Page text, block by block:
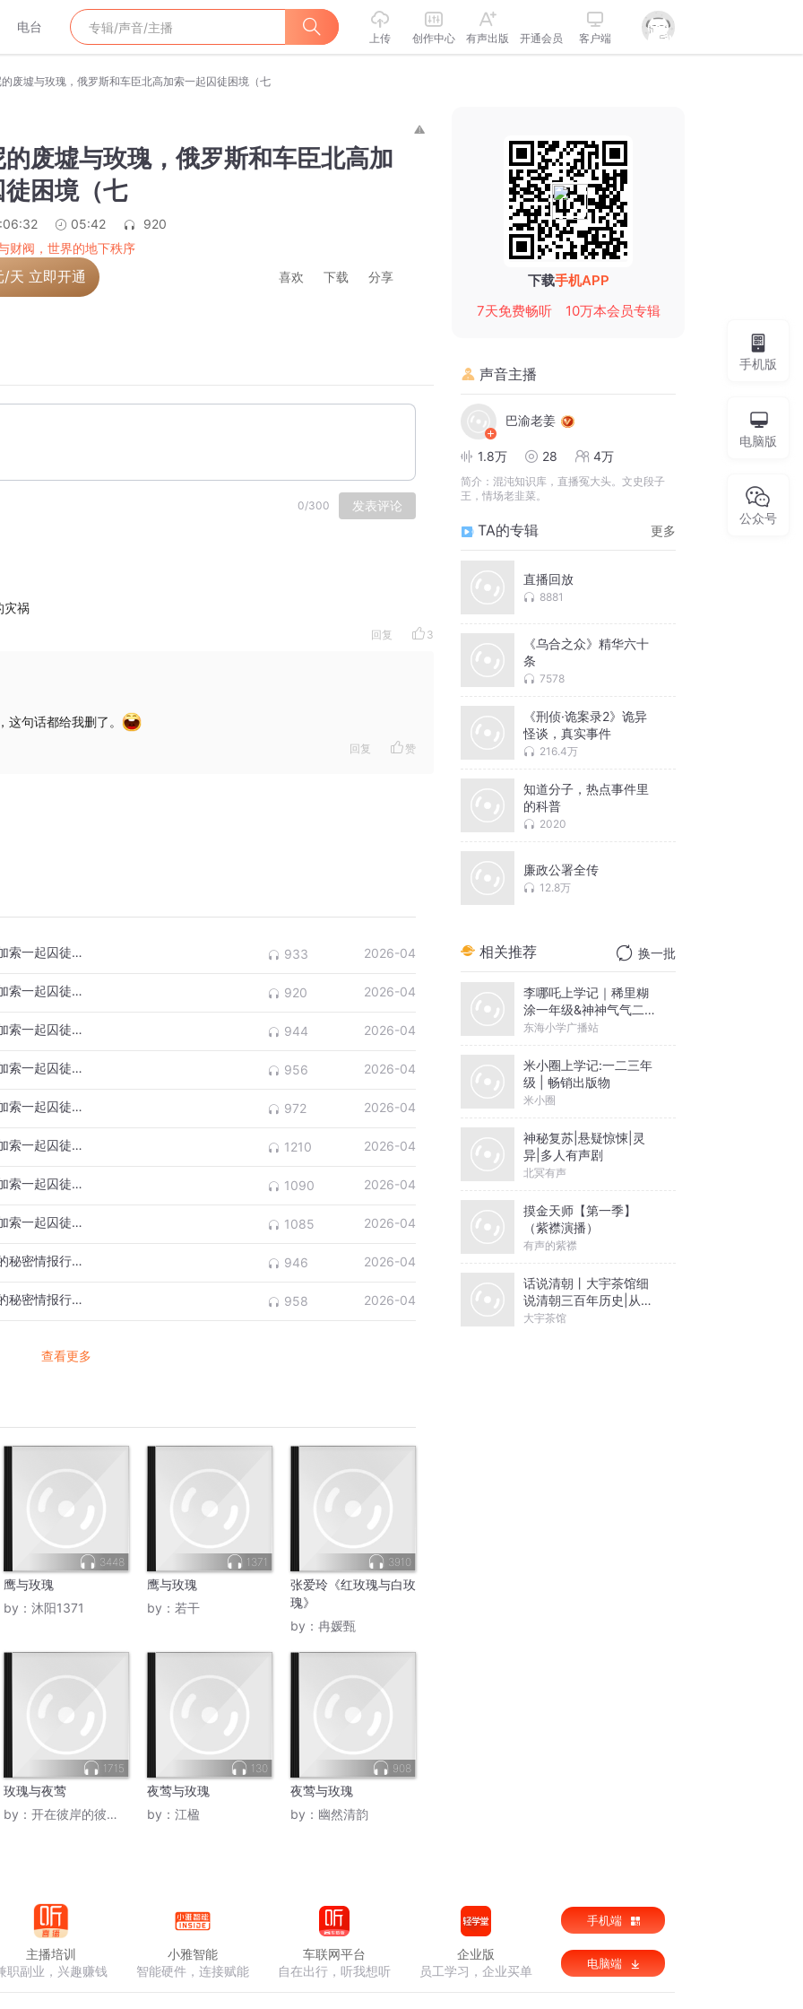
电台
上传 创作中心 有声出版 开通会员 客户端
废墟与玫瑰，俄罗斯和车臣北高加索一起囚徒困境（七
废墟与玫瑰，俄罗斯和车臣北高加
困境（七
05:42
920
财阀，世界的地下秩序
/天 立即开通 喜欢 下载 分享
0/300 发表评论
灾祸
回复 3
句话都给我删了。
回复 赞
格罗兹尼的废墟与玫瑰，俄罗斯和车臣北高加索一起囚徒困境（八 933 2026-04
格罗兹尼的废墟与玫瑰，俄罗斯和车臣北高加索一起囚徒困境（七 920 2026-04
格罗兹尼的废墟与玫瑰，俄罗斯和车臣北高加索一起囚徒困境（六 944 2026-04
格罗兹尼的废墟与玫瑰，俄罗斯和车臣北高加索一起囚徒困境（五 956 2026-04
格罗兹尼的废墟与玫瑰，俄罗斯和车臣北高加索一起囚徒困境（四 972 2026-04
格罗兹尼的废墟与玫瑰，俄罗斯和车臣北高加索一起囚徒困境（三 1210 2026-04
格罗兹尼的废墟与玫瑰，俄罗斯和车臣北高加索一起囚徒困境（二 1090 2026-04
格罗兹尼的废墟与玫瑰，俄罗斯和车臣北高加索一起囚徒困境（一 1085 2026-04
朝鲜的跨国绑架网，从日本海岸到澳门赌场的秘密情报行动（完 946 2026-04
朝鲜的跨国绑架网，从日本海岸到澳门赌场的秘密情报行动（七 958 2026-04
查看更多
3448
鹰与玫瑰
by： 沐阳1371
1371
鹰与玫瑰
by： 若干
3910
张爱玲《红玫瑰与白玫
瑰》
by： 冉媛甄
1715
玫瑰与夜莺
by： 开在彼岸的彼岸花
130
夜莺与玫瑰
by： 江楹
908
夜莺与玫瑰
by： 幽然清韵
下载手机APP
7天免费畅听
10万本会员专辑
声音主播
巴渝老姜
1.8万 28 4万
简介： 混沌知识库，直播冤大头。文史段子
王，情场老韭菜。
TA的专辑 更多
直播回放
8881
《乌合之众》精华六十
条
7578
《刑侦·诡案录2》诡异
怪谈，真实事件
216.4万
知道分子，热点事件里
的科普
2020
廉政公署全传
12.8万
相关推荐 换一批
李哪吒上学记｜稀里糊
涂一年级&神神气气二年
级
东海小学广播站
米小圈上学记:一二三年
级 | 畅销出版物
米小圈
神秘复苏|悬疑惊悚|灵
异|多人有声剧
北冥有声
摸金天师【第一季】
（紫襟演播）
有声的紫襟
话说清朝丨大宇茶馆细
说清朝三百年历史|从努
尔哈赤到末代皇帝溥仪|
大宇茶馆
手机版
电脑版
公众号
主播培训
职副业，兴趣赚钱
小雅智能
智能硬件，连接赋能
车联网平台
自在出行，听我想听
企业版
员工学习，企业买单
手机端
电脑端